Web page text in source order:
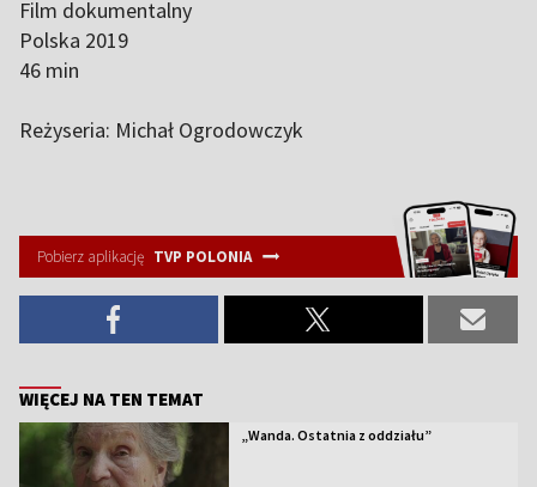
Film dokumentalny
Polska 2019
46 min
Reżyseria: Michał Ogrodowczyk
Pobierz aplikację TVP POLONIA
WIĘCEJ NA TEN TEMAT
„Wanda. Ostatnia z oddziału”